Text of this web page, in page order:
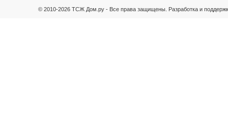
© 2010-2026 ТСЖ Дом.ру - Все права защищены. Разработка и